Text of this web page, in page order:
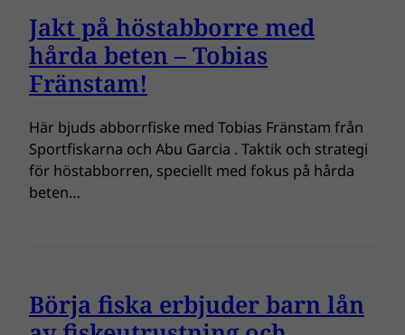
Jakt på höstabborre med
hårda beten – Tobias
Fränstam!
Här bjuds abborrfiske med Tobias Fränstam från
Sportfiskarna och Abu Garcia . Taktik och strategi
för höstabborren, speciellt med fokus på hårda
beten…
Börja fiska erbjuder barn lån